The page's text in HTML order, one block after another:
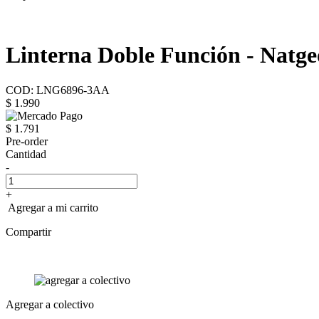
Linterna Doble Función -
COD: LNG6896-3AA
$ 1.990
$ 1.791
Pre-order
Cantidad
-
+
Agregar a mi carrito
Compartir
Agregar a colectivo